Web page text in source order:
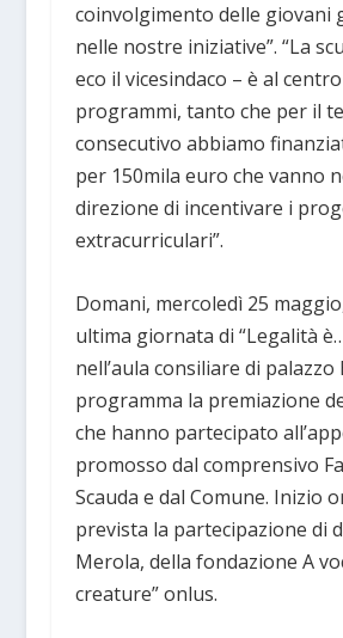
coinvolgimento delle giovani
nelle nostre iniziative”. “La
eco il vicesindaco – è al
programmi, tanto che per il
consecutivo abbiamo
per 150mila euro che vanno
direzione di incentivare i
extracurriculari”.
Domani, mercoledì 25
ultima giornata di “Legalità
nell’aula consiliare di
programma la premiazione
che hanno partecipato
promosso dal comprensivo
Scauda e dal Comune. Inizio
prevista la partecipazione di
Merola, della fondazione A
creature” onlus.